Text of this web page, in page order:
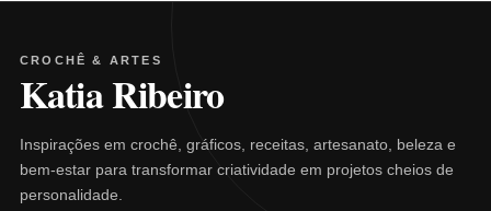
CROCHÊ & ARTES
Katia Ribeiro
Inspirações em crochê, gráficos, receitas, artesanato, beleza e
bem-estar para transformar criatividade em projetos cheios de
personalidade.